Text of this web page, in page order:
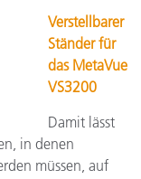
Verstellbarer
Ständer für
das MetaVue
VS3200
Damit lässt
in denen
müssen, auf